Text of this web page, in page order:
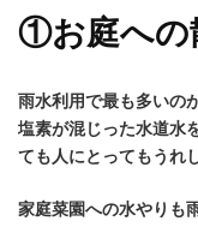
①お庭への
雨水利用で最も多いの
塩素が混じった水道水
ても人にとってもうれ
家庭菜園への水やりも